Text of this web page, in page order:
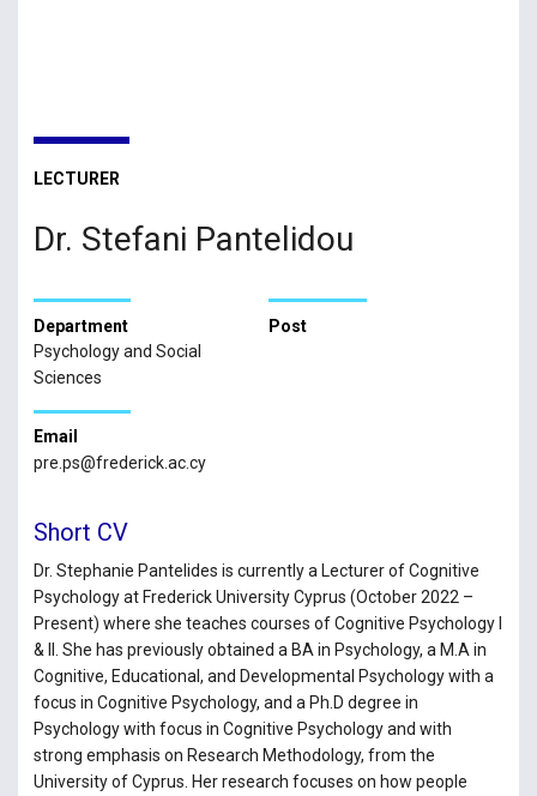
LECTURER
Dr. Stefani Pantelidou
Department
Psychology and Social
Sciences
Post
Email
pre.ps@frederick.ac.cy
Short CV
Dr. Stephanie Pantelides is currently a Lecturer of Cognitive
Psychology at Frederick University Cyprus (October 2022 –
Present) where she teaches courses of Cognitive Psychology I
& II. She has previously obtained a BA in Psychology, a M.A in
Cognitive, Educational, and Developmental Psychology with a
focus in Cognitive Psychology, and a Ph.D degree in
Psychology with focus in Cognitive Psychology and with
strong emphasis on Research Methodology, from the
University of Cyprus. Her research focuses on how people